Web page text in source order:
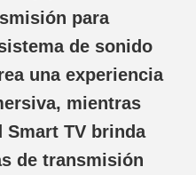
para
de sonido
una experiencia
mientras
TV brinda
de transmisión